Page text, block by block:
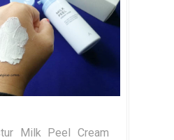
Milk Peel Cream